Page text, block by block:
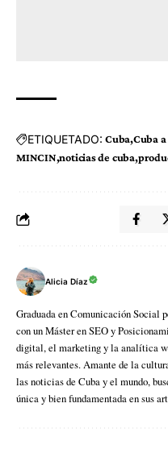
ETIQUETADO: Cuba Cuba
MINCIN noticias de cuba
Alicia Díaz
Graduada en Comunicación Social
con un Máster en SEO y
digital, el marketing y la analítica
más relevantes. Amante de la
las noticias de Cuba y el mundo,
única y bien fundamentada en sus